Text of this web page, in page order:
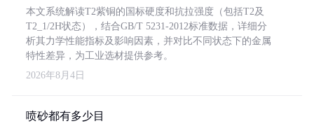
本文系统解读T2紫铜的国标硬度和抗拉强度（包括T2及
T2_1/2H状态），结合GB/T 5231-2012标准数据，详细分
析其力学性能指标及影响因素，并对比不同状态下的金属
特性差异，为工业选材提供参考。
2026年8月4日
喷砂都有多少目